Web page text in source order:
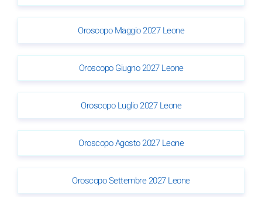
Oroscopo Maggio 2027 Leone
Oroscopo Giugno 2027 Leone
Oroscopo Luglio 2027 Leone
Oroscopo Agosto 2027 Leone
Oroscopo Settembre 2027 Leone